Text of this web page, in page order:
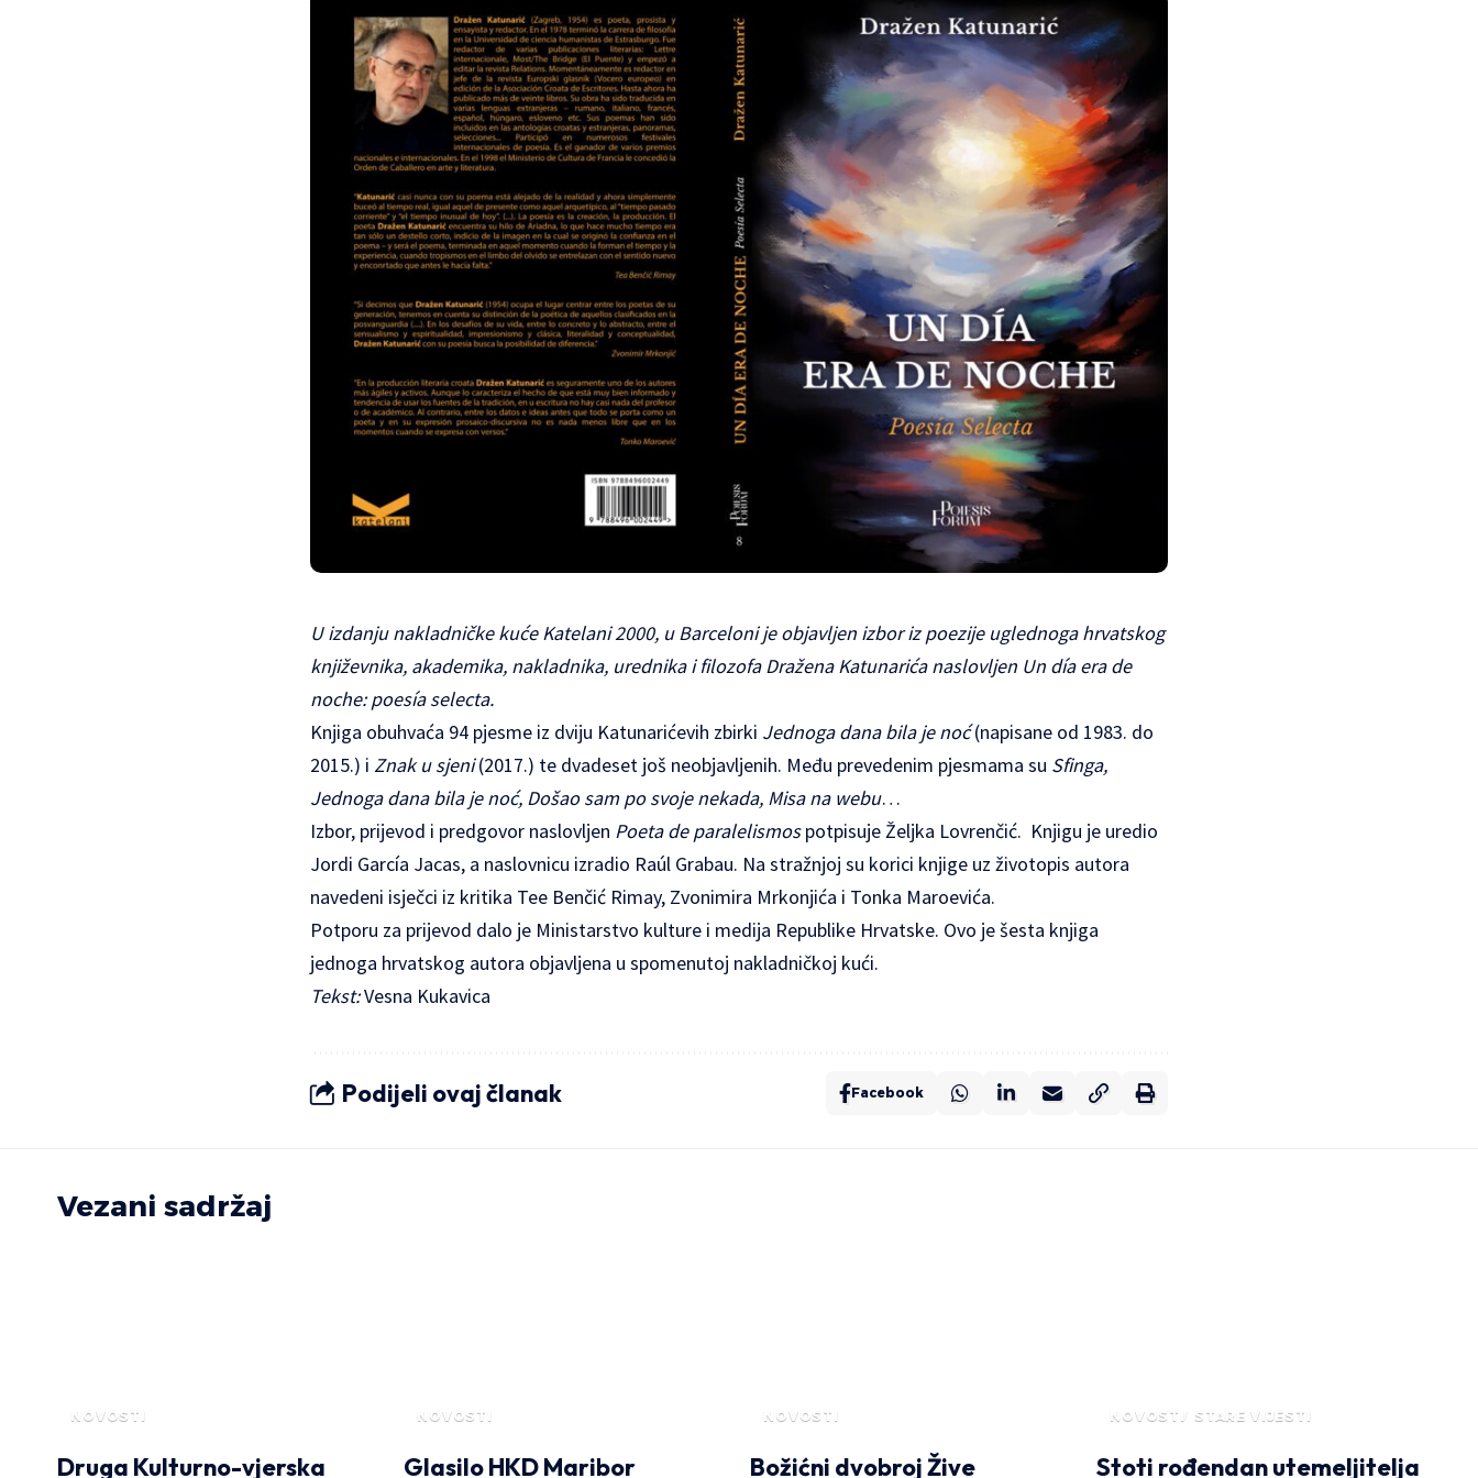
U izdanju nakladničke kuće Katelani 2000, u Barceloni je objavljen izbor iz poezije uglednoga hrvatskog
književnika, akademika, nakladnika, urednika i filozofa Dražena Katunarića naslovljen Un día era de
noche: poesía selecta.
Knjiga obuhvaća 94 pjesme iz dviju Katunarićevih zbirki Jednoga dana bila je noć(napisane od 1983. do
2015.) i Znak u sjeni(2017.) te dvadeset još neobjavljenih. Među prevedenim pjesmama su Sfinga,
Jednoga dana bila je noć, Došao sam po svoje nekada, Misa na webu…
Izbor, prijevod i predgovor naslovljen Poeta de paralelismospotpisuje Željka Lovrenčić. Knjigu je uredio
Jordi García Jacas, a naslovnicu izradio Raúl Grabau. Na stražnjoj su korici knjige uz životopis autora
navedeni isječci iz kritika Tee Benčić Rimay, Zvonimira Mrkonjića i Tonka Maroevića.
Potporu za prijevod dalo je Ministarstvo kulture i medija Republike Hrvatske. Ovo je šesta knjiga
jednoga hrvatskog autora objavljena u spomenutoj nakladničkoj kući.
Tekst:Vesna Kukavica
Podijeli ovaj članak Facebook
Vezani sadržaj
NOVOSTI
Druga Kulturno-vjerska
NOVOSTI
Glasilo HKD Maribor
NOVOSTI
Božićni dvobroj Žive
NOVOSTI STARE VIJESTI
Stoti rođendan utemeljitelja